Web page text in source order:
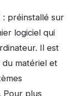
: préinstallé sur
logiciel qui
Il est
du matériel et
Pour plus